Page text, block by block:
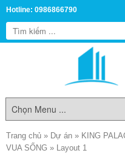
Hotline: 0986866790
Trang chủ » Dự án » KING
VUA SỐNG » Layout 1